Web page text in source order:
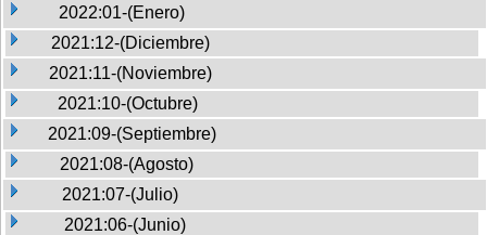
2022:01-(Enero)
2021:12-(Diciembre)
2021:11-(Noviembre)
2021:10-(Octubre)
2021:09-(Septiembre)
2021:08-(Agosto)
2021:07-(Julio)
2021:06-(Junio)